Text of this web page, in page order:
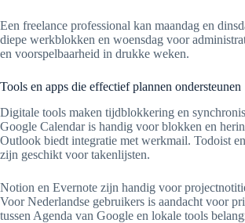
Een freelance professional kan maandag en
diepe werkblokken en woensdag voor
en voorspelbaarheid in drukke weken.
Tools en apps die effectief plannen ondersteunen
Digitale tools maken tijdblokkering en
Google Calendar is handig voor blokken en
Outlook biedt integratie met werkmail. Todoist
zijn geschikt voor takenlijsten.
Notion en Evernote zijn handig voor
Voor Nederlandse gebruikers is aandacht voor
tussen Agenda van Google en lokale tools